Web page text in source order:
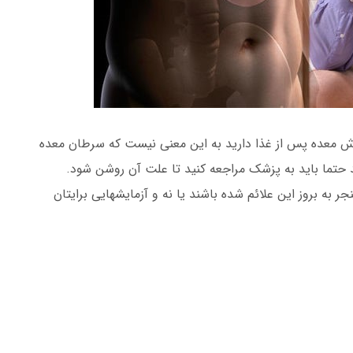
معده پس از غذا دارید به این معنی نیست که سرطان معده
حتما باید به پزشک مراجعه کنید تا علت آن روشن شود.
بروز این علائم شده باشند یا نه و آزمایشهایی برایتان